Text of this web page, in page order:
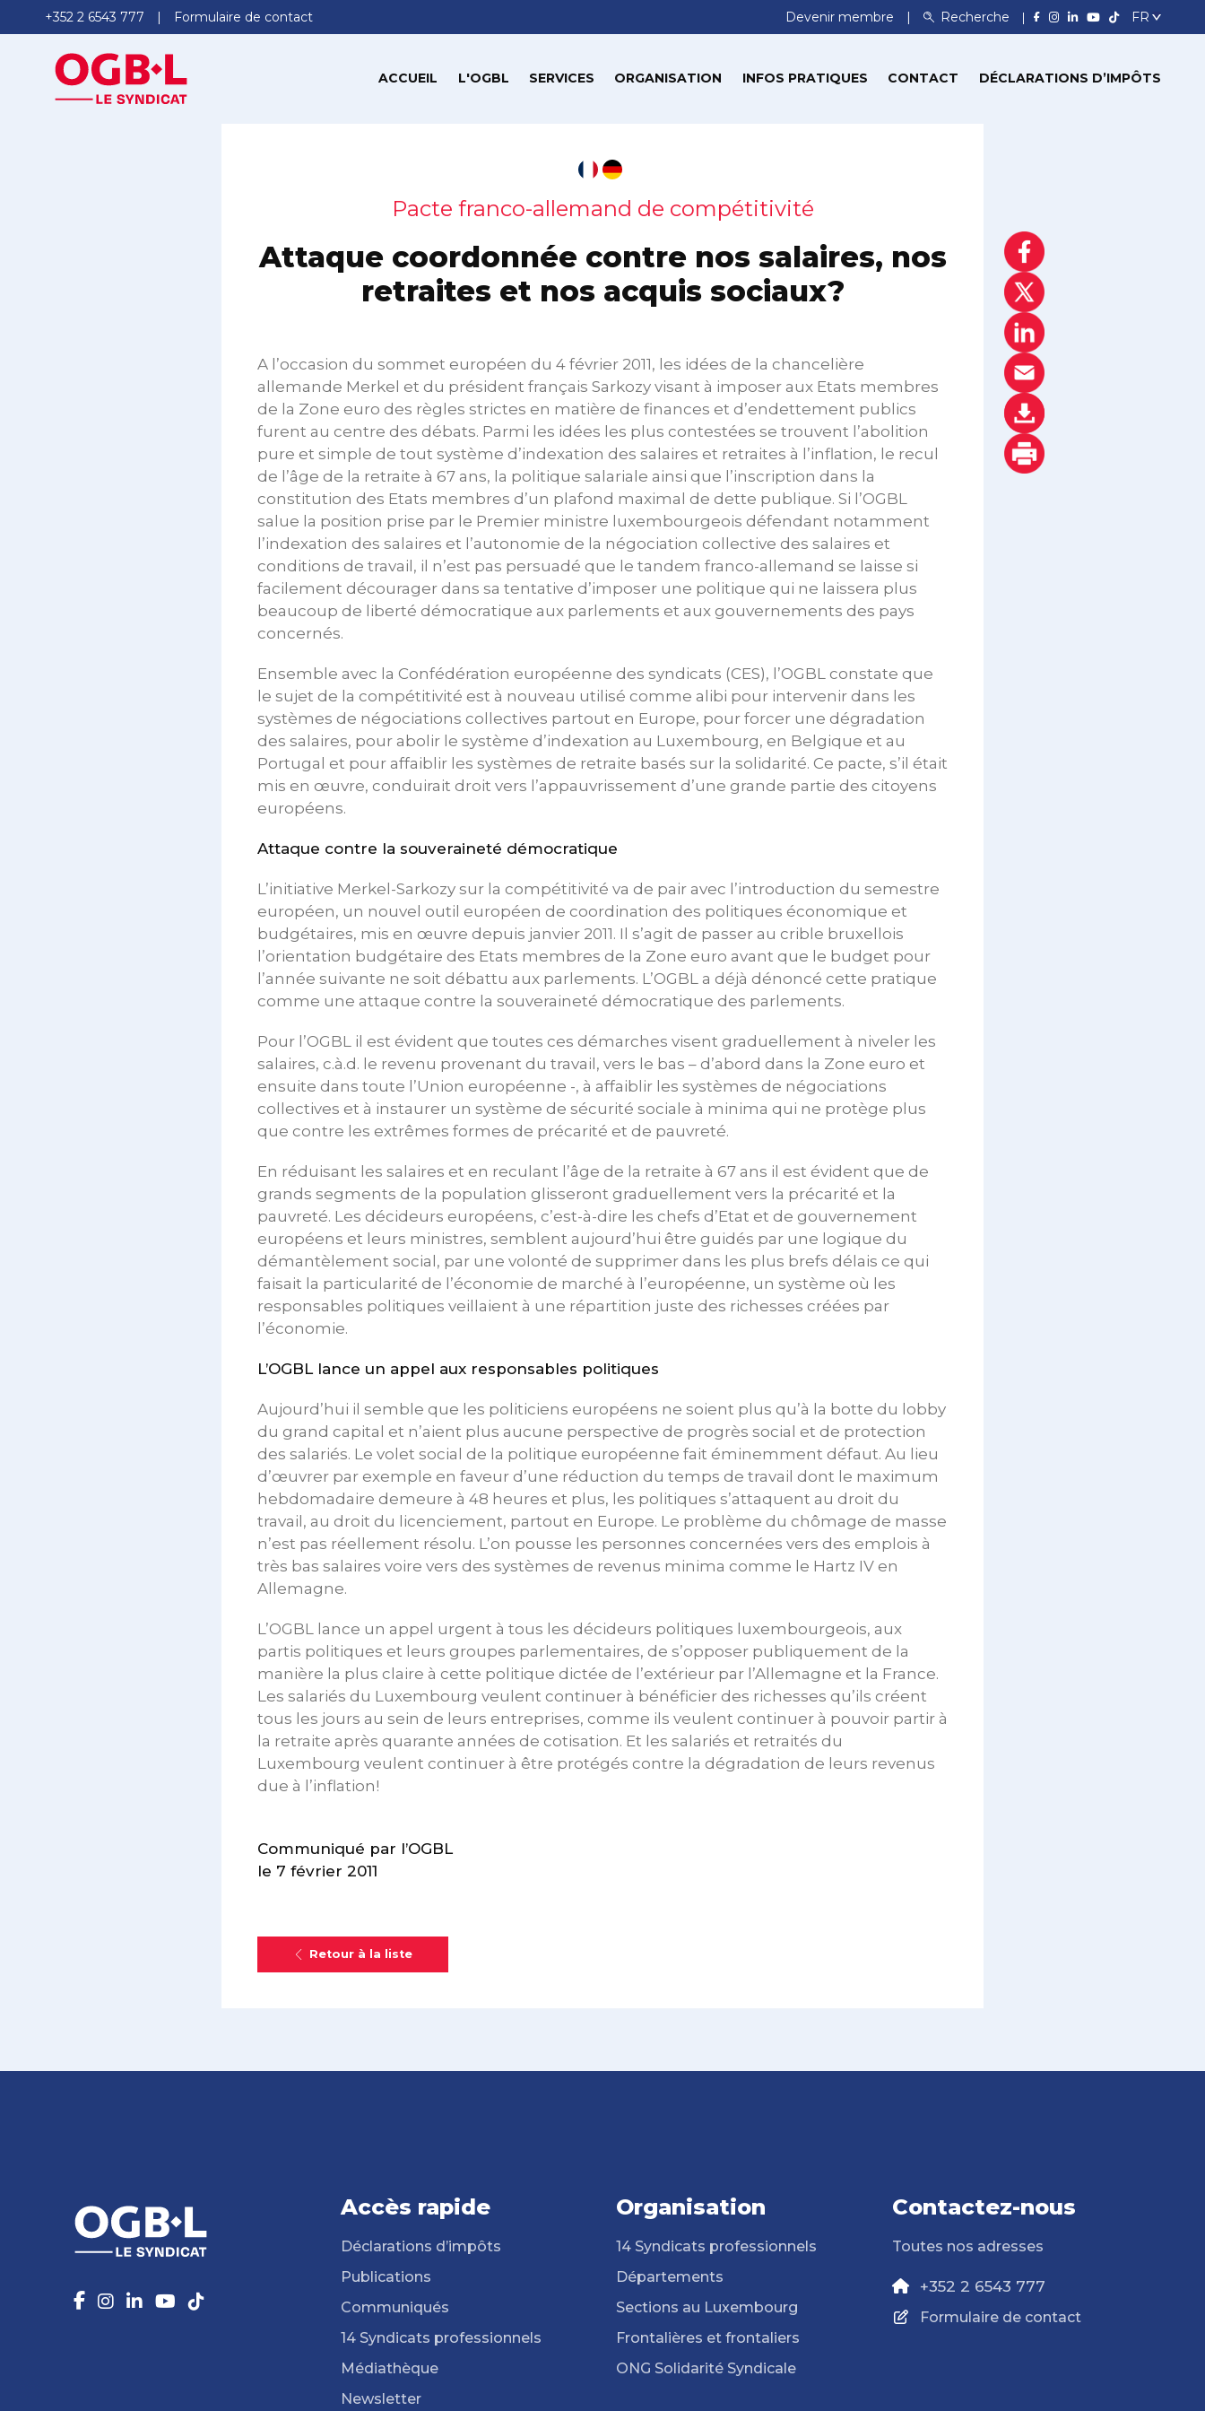
+352 2 6543 777 Formulaire de contact Devenir membre Recherche
ACCUEIL L'OGBL SERVICES ORGANISATION INFOS PRATIQUES CONTACT DÉCLARATIONS D’IMPÔTS
Pacte franco-allemand de compétitivité
Attaque coordonnée contre nos salaires, nos
retraites et nos acquis sociaux?
A l’occasion du sommet européen du 4 février 2011, les idées de la chancelière
allemande Merkel et du président français Sarkozy visant à imposer aux Etats membres
de la Zone euro des règles strictes en matière de finances et d’endettement publics
furent au centre des débats. Parmi les idées les plus contestées se trouvent l’abolition
pure et simple de tout système d’indexation des salaires et retraites à l’inflation, le recul
de l’âge de la retraite à 67 ans, la politique salariale ainsi que l’inscription dans la
constitution des Etats membres d’un plafond maximal de dette publique. Si l’OGBL
salue la position prise par le Premier ministre luxembourgeois défendant notamment
l’indexation des salaires et l’autonomie de la négociation collective des salaires et
conditions de travail, il n’est pas persuadé que le tandem franco-allemand se laisse si
facilement décourager dans sa tentative d’imposer une politique qui ne laissera plus
beaucoup de liberté démocratique aux parlements et aux gouvernements des pays
concernés.
Ensemble avec la Confédération européenne des syndicats (CES), l’OGBL constate que
le sujet de la compétitivité est à nouveau utilisé comme alibi pour intervenir dans les
systèmes de négociations collectives partout en Europe, pour forcer une dégradation
des salaires, pour abolir le système d’indexation au Luxembourg, en Belgique et au
Portugal et pour affaiblir les systèmes de retraite basés sur la solidarité. Ce pacte, s’il était
mis en œuvre, conduirait droit vers l’appauvrissement d’une grande partie des citoyens
européens.
Attaque contre la souveraineté démocratique
L’initiative Merkel-Sarkozy sur la compétitivité va de pair avec l’introduction du semestre
européen, un nouvel outil européen de coordination des politiques économique et
budgétaires, mis en œuvre depuis janvier 2011. Il s’agit de passer au crible bruxellois
l’orientation budgétaire des Etats membres de la Zone euro avant que le budget pour
l’année suivante ne soit débattu aux parlements. L’OGBL a déjà dénoncé cette pratique
comme une attaque contre la souveraineté démocratique des parlements.
Pour l’OGBL il est évident que toutes ces démarches visent graduellement à niveler les
salaires, c.à.d. le revenu provenant du travail, vers le bas – d’abord dans la Zone euro et
ensuite dans toute l’Union européenne -, à affaiblir les systèmes de négociations
collectives et à instaurer un système de sécurité sociale à minima qui ne protège plus
que contre les extrêmes formes de précarité et de pauvreté.
En réduisant les salaires et en reculant l’âge de la retraite à 67 ans il est évident que de
grands segments de la population glisseront graduellement vers la précarité et la
pauvreté. Les décideurs européens, c’est-à-dire les chefs d’Etat et de gouvernement
européens et leurs ministres, semblent aujourd’hui être guidés par une logique du
démantèlement social, par une volonté de supprimer dans les plus brefs délais ce qui
faisait la particularité de l’économie de marché à l’européenne, un système où les
responsables politiques veillaient à une répartition juste des richesses créées par
l’économie.
L’OGBL lance un appel aux responsables politiques
Aujourd’hui il semble que les politiciens européens ne soient plus qu’à la botte du lobby
du grand capital et n’aient plus aucune perspective de progrès social et de protection
des salariés. Le volet social de la politique européenne fait éminemment défaut. Au lieu
d’œuvrer par exemple en faveur d’une réduction du temps de travail dont le maximum
hebdomadaire demeure à 48 heures et plus, les politiques s’attaquent au droit du
travail, au droit du licenciement, partout en Europe. Le problème du chômage de masse
n’est pas réellement résolu. L’on pousse les personnes concernées vers des emplois à
très bas salaires voire vers des systèmes de revenus minima comme le Hartz IV en
Allemagne.
L’OGBL lance un appel urgent à tous les décideurs politiques luxembourgeois, aux
partis politiques et leurs groupes parlementaires, de s’opposer publiquement de la
manière la plus claire à cette politique dictée de l’extérieur par l’Allemagne et la France.
Les salariés du Luxembourg veulent continuer à bénéficier des richesses qu’ils créent
tous les jours au sein de leurs entreprises, comme ils veulent continuer à pouvoir partir à
la retraite après quarante années de cotisation. Et les salariés et retraités du
Luxembourg veulent continuer à être protégés contre la dégradation de leurs revenus
due à l’inflation!
Communiqué par l’OGBL
le 7 février 2011
Retour à la liste
Accès rapide
Déclarations d’impôts
Publications
Communiqués
14 Syndicats professionnels
Médiathèque
Newsletter
Organisation
14 Syndicats professionnels
Départements
Sections au Luxembourg
Frontalières et frontaliers
ONG Solidarité Syndicale
Contactez-nous
Toutes nos adresses
+352 2 6543 777
Formulaire de contact